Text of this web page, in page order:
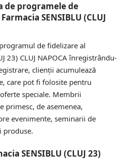
de programele de
SENSIBLU (CLUJ
de fidelizare al
23) CLUJ NAPOCA înregistrându-
clienții acumulează
care pot fi folosite pentru
speciale. Membrii
primesc, de asemenea,
evenimente, seminarii de
produse.
SENSIBLU (CLUJ 23)